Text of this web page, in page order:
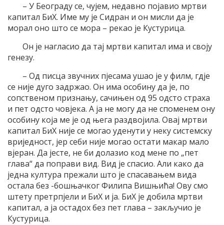
– У Београду се, чујем, недавно појавио мртви
капитал БиХ. Име му је Сидран и он мисли да је
морал оно што се мора – рекао је Кустурица.
Он је нагласио да тај мртви капитал има и своју
генезу.
– Од писца звучних пјесама ушао је у филм, гдје
се није дуго задржао. Он има особину да је, по
сопственом признању, сачињен од 95 одсто страха
и пет одсто човјека. А ја не могу да не споменем ону
особину која ме је од њега раздвојила. Овај мртви
капитал БиХ није се могао уденути у неку системску
вриједност, јер себи није могао остати макар мало
вјеран. Да јесте, не би долазио код мене по „пет
глава“ да поправи вид. Вид је спасио. Али како да
једна култура прежали што је спасавањем вида
остала без -бошњачког Филипа Вишњића! Ову смо
штету претрпјели и БиХ и ја. БиХ је добила мртви
капитал, а ја остадох без пет глава – закључио је
Кустурица.